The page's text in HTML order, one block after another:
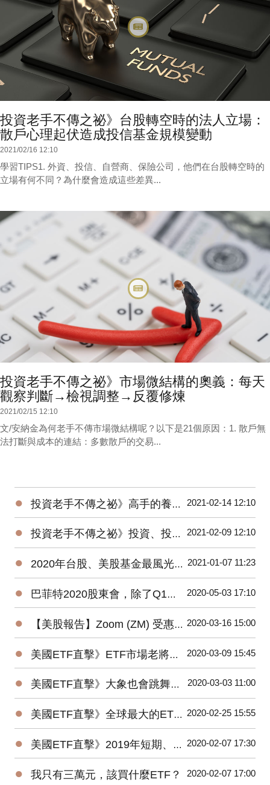
投資老手不傳之祕》台股轉空時的法人立場：
散戶心理起伏造成投信基金規模變動
2021/02/16 12:10
學習TIPS1. 外資、投信、自營商、保險公司，他們在台股轉空時的
立場有何不同？為什麼會造成這些差異...
投資老手不傳之祕》市場微結構的奧義：每天
觀察判斷→檢視調整→反覆修煉
2021/02/15 12:10
文/安納金為何老手不傳市場微結構呢？以下是21個原因：1. 散戶無
法打斷與成本的連結：多數散戶的交易...
● 投資老手不傳之祕》高手的養成3階段：開放心胸 + 廣泛學習 + 大空頭洗禮 2021-02-14 12:10
● 投資老手不傳之祕》投資、投機、避險——3種部位都要嚴守各自紀律 2021-02-09 12:10
● 2020年台股、美股基金最風光，平均績效超過15%，能源基金谷底翻身大賺逾160%！ 2021-01-07 11:23
● 巴菲特2020股東會，除了Q1虧損，接下來投資人應該注意那些事？ 2020-05-03 17:10
● 【美股報告】Zoom (ZM) 受惠疫情，2019Q4財報及2020展望 2020-03-16 15:00
● 美國ETF直擊》ETF市場老將新兵爭鋒，誰是資金最青睞的No1？ 2020-03-09 15:45
● 美國ETF直擊》大象也會跳舞？2019美國主動ETF規模Top15出爐！ 2020-03-03 11:00
● 美國ETF直擊》全球最大的ETF是它⋯⋯1檔抵N檔0050！ 2020-02-25 15:55
● 美國ETF直擊》2019年短期、低風險的固定收益ETF最受追捧 2020-02-07 17:30
● 我只有三萬元，該買什麼ETF？ 2020-02-07 17:00